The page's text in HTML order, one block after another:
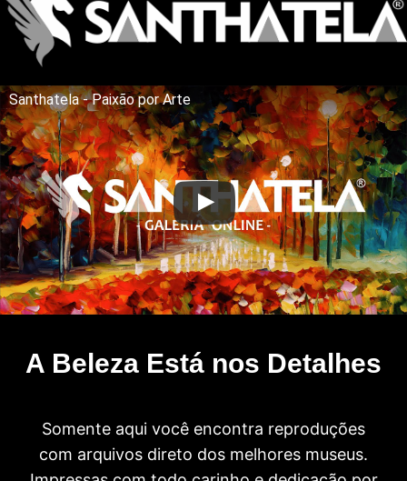
Santhatela - Paixão por Arte
A Beleza Está nos Detalhes
Somente aqui você encontra reproduções
com arquivos direto dos melhores museus.